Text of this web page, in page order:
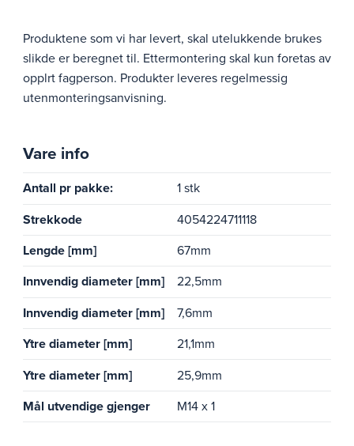
Produktene som vi har levert, skal utelukkende brukes
slikde er beregnet til. Ettermontering skal kun foretas av
opplrt fagperson. Produkter leveres regelmessig
utenmonteringsanvisning.
Vare info
Antall pr pakke:
1 stk
Strekkode
4054224711118
Lengde [mm]
67mm
Innvendig diameter [mm]
22,5mm
Innvendig diameter [mm]
7,6mm
Ytre diameter [mm]
21,1mm
Ytre diameter [mm]
25,9mm
Mål utvendige gjenger
M14 x 1